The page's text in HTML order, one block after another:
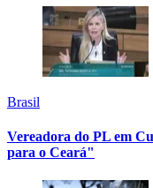
Brasil
Vereadora do PL em
para o Ceará"